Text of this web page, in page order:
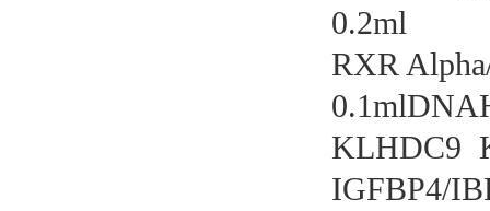
0.2ml
RXR
KLHDC9
IGFBP4/